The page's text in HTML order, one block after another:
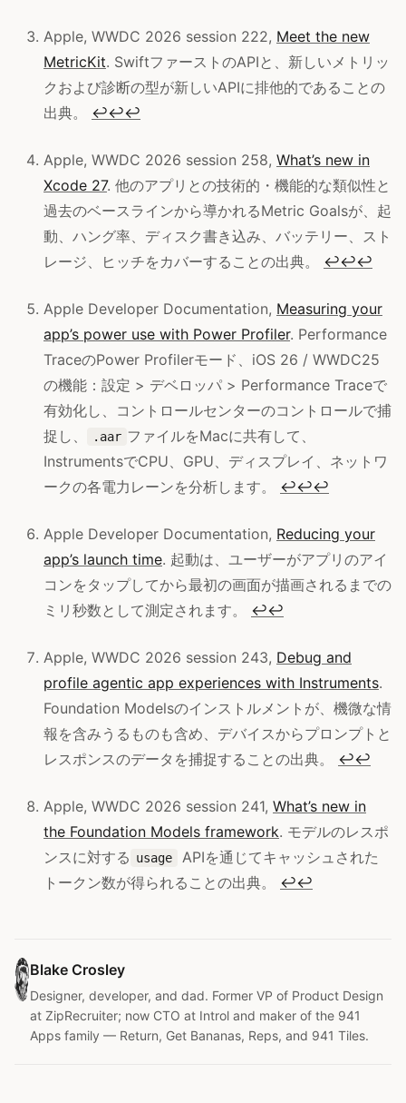
Apple, WWDC 2026 session 222, Meet the new
MetricKit. SwiftファーストのAPIと、新しいメトリッ
クおよび診断の型が新しいAPIに排他的であることの
出典。 ↩↩↩
Apple, WWDC 2026 session 258, What’s new in
Xcode 27. 他のアプリとの技術的・機能的な類似性と
過去のベースラインから導かれるMetric Goalsが、起
動、ハング率、ディスク書き込み、バッテリー、スト
レージ、ヒッチをカバーすることの出典。 ↩↩↩
Apple Developer Documentation, Measuring your
app’s power use with Power Profiler. Performance
TraceのPower Profilerモード、iOS 26 / WWDC25
の機能：設定 > デベロッパ > Performance Traceで
有効化し、コントロールセンターのコントロールで捕
捉し、
.aar ファイルをMacに共有して、
InstrumentsでCPU、GPU、ディスプレイ、ネットワ
ークの各電力レーンを分析します。 ↩↩↩
Apple Developer Documentation, Reducing your
app’s launch time. 起動は、ユーザーがアプリのアイ
コンをタップしてから最初の画面が描画されるまでの
ミリ秒数として測定されます。 ↩↩
Apple, WWDC 2026 session 243, Debug and
profile agentic app experiences with Instruments.
Foundation Modelsのインストルメントが、機微な情
報を含みうるものも含め、デバイスからプロンプトと
レスポンスのデータを捕捉することの出典。 ↩↩
Apple, WWDC 2026 session 241, What’s new in
the Foundation Models framework. モデルのレスポ
ンスに対する usage
APIを通じてキャッシュされた
トークン数が得られることの出典。 ↩↩
Blake Crosley
Designer, developer, and dad. Former VP of Product Design
at ZipRecruiter; now CTO at Introl and maker of the 941
Apps family — Return, Get Bananas, Reps, and 941 Tiles.